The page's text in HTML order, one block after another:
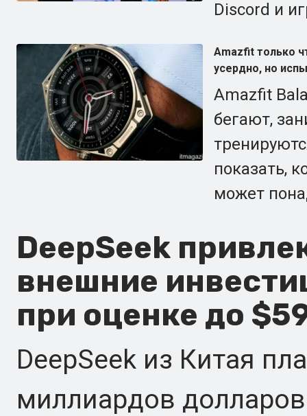
Discord и
Amazfit только
усердно, но
Amazfit
бегают,
показать,
может
DeepSeek
внешние
при оценке до
DeepSeek из Китая
миллиардов